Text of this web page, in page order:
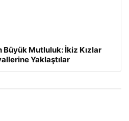
Büyük Mutluluk: İkiz Kızlar
Yaklaştılar